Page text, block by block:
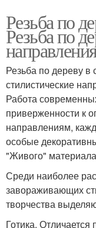
Резьба по
Резьба по
Резьба по дереву в
стилистические
Работа
приверженности к
направлениям,
особые
"Живого"
Среди наиболее
завораживающих
творчества
Готика.